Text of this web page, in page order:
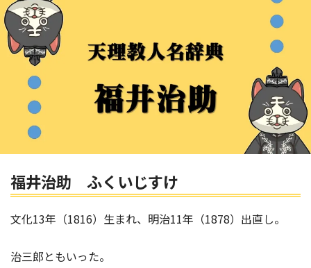
福井治助 ふくいじすけ
文化13年（1816）生まれ、明治11年（1878）出直し。
治三郎ともいった。